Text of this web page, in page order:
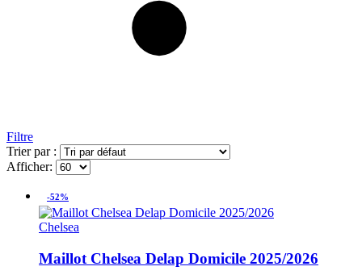
Filtre
Trier par :
Afficher:
-52%
Chelsea
Maillot Chelsea Delap Domicile 2025/2026